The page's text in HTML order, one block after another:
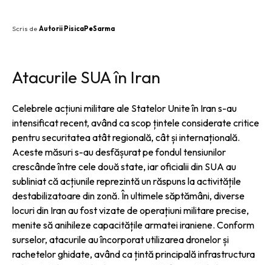
Scris de Autorii PisicaPeSarma
Atacurile SUA în Iran
Celebrele acțiuni militare ale Statelor Unite în Iran s-au
intensificat recent, având ca scop țintele considerate critice
pentru securitatea atât regională, cât și internațională.
Aceste măsuri s-au desfășurat pe fondul tensiunilor
crescânde între cele două state, iar oficialii din SUA au
subliniat că acțiunile reprezintă un răspuns la activitățile
destabilizatoare din zonă. În ultimele săptămâni, diverse
locuri din Iran au fost vizate de operațiuni militare precise,
menite să anihileze capacitățile armatei iraniene. Conform
surselor, atacurile au încorporat utilizarea dronelor și
rachetelor ghidate, având ca țintă principală infrastructura